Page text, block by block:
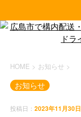
HOME > お知らせ >
お知らせ
投稿日： 2023年11月30日